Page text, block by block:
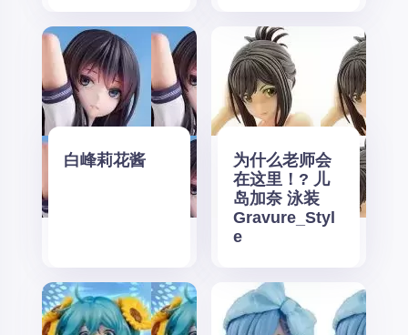
白峰莉花酱
为什么老师会
在这里！? 儿
岛加奈 泳装
Gravure_Styl
e